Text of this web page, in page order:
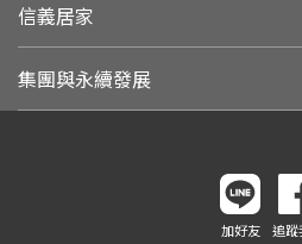
信義居家
集團與永續發展
加好友 追蹤